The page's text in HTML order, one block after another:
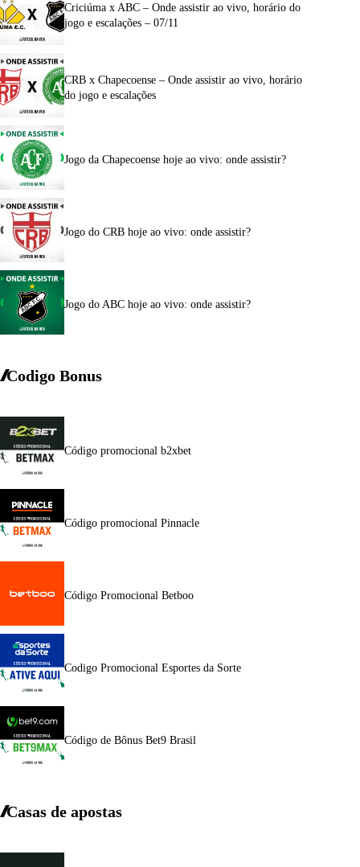
Criciúma x ABC – Onde assistir ao vivo, horário do
jogo e escalações – 07/11
CRB x Chapecoense – Onde assistir ao vivo, horário
do jogo e escalações
Jogo da Chapecoense hoje ao vivo: onde assistir?
Jogo do CRB hoje ao vivo: onde assistir?
Jogo do ABC hoje ao vivo: onde assistir?
Codigo Bonus
Código promocional b2xbet
Código promocional Pinnacle
Código Promocional Betboo
Codigo Promocional Esportes da Sorte
Código de Bônus Bet9 Brasil
Casas de apostas